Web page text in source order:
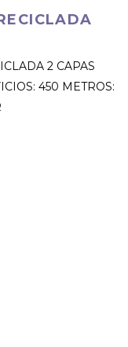
2 CAPAS
450 METROS: